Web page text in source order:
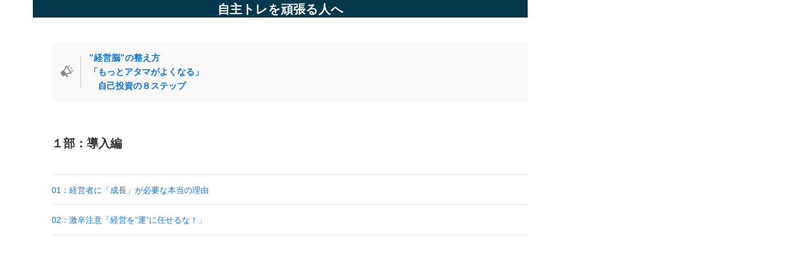
自主トレを頑張る人へ
”経営脳”の整え方
「もっとアタマがよくなる」
自己投資の８ステップ
１部：導入編
01：経営者に「成長」が必要な本当の理由
02：激辛注意「経営を”運”に任せるな！」